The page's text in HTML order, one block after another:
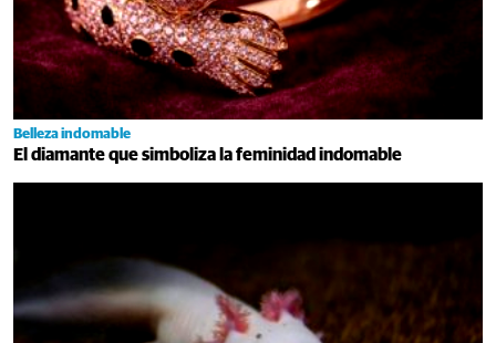
Belleza indomable
El diamante que simboliza la feminidad indomable